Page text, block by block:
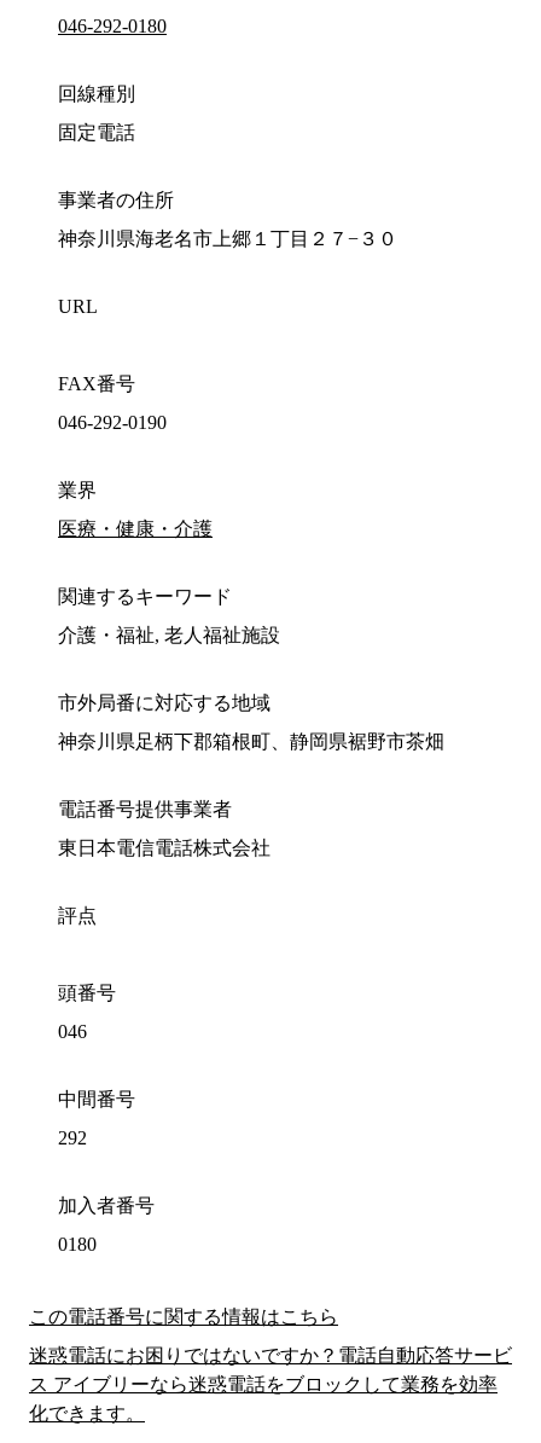
046-292-0180
回線種別
固定電話
事業者の住所
神奈川県海老名市上郷１丁目２７−３０
URL
FAX番号
046-292-0190
業界
医療・健康・介護
関連するキーワード
介護・福祉, 老人福祉施設
市外局番に対応する地域
神奈川県足柄下郡箱根町、静岡県裾野市茶畑
電話番号提供事業者
東日本電信電話株式会社
評点
頭番号
046
中間番号
292
加入者番号
0180
この電話番号に関する情報はこちら
迷惑電話にお困りではないですか？電話自動応答サービ
ス アイブリーなら迷惑電話をブロックして業務を効率
化できます。